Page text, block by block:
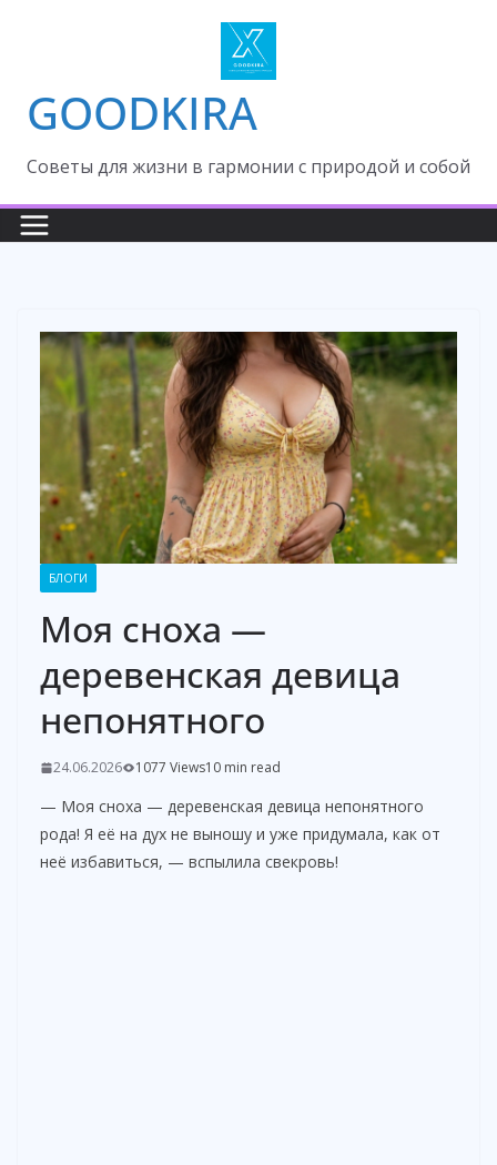
GOODKIRA
Cоветы для жизни в гармонии с природой и собой
БЛОГИ
Моя сноха —
деревенская девица
непонятного
24.06.2026 1077 Views10 min read
— Моя сноха — деревенская девица непонятного
рода! Я её на дух не выношу и уже придумала, как от
неё избавиться, — вспылила свекровь!